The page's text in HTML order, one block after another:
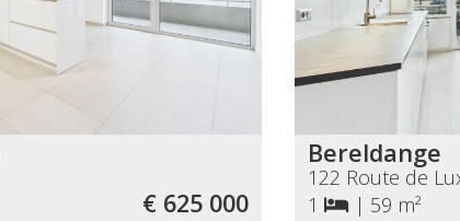
€ 625 000
Bereldange
122 Route de
1
| 59 m²